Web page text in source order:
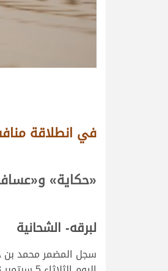
في انطلاقة
«حكاية» و«
لبرقه- الشحانية